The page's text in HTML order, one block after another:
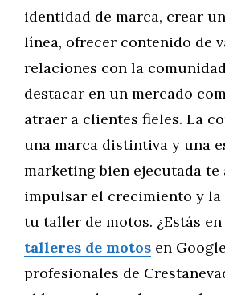
identidad de marca, crear
línea, ofrecer contenido de
relaciones con la
destacar en un mercado
atraer a clientes fieles. La
una marca distintiva y una
marketing bien ejecutada te
impulsar el crecimiento y la
tu taller de motos. ¿Estás
talleres de motos en
profesionales de